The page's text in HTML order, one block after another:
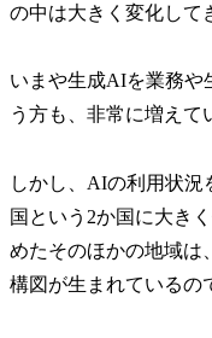
の中は大きく変化して
いまや生成AIを業務や
う方も、非常に増えて
しかし、AIの利用状況
国という2か国に大き
めたそのほかの地域は
構図が生まれているの